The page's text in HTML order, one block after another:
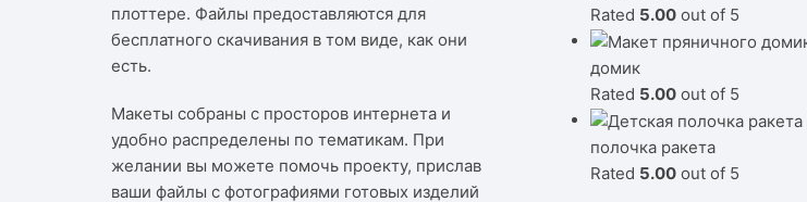
плоттере. Файлы предоставляются для
бесплатного скачивания в том виде, как они
есть.
Макеты собраны с просторов интернета и
удобно распределены по тематикам. При
желании вы можете помочь проекту, прислав
ваши файлы с фотографиями готовых изделий
Rated 5.00out of 5
домик
Rated 5.00out of 5
полочка ракета
Rated 5.00out of 5